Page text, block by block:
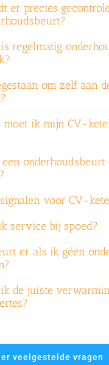
er precies
regelmatig
om zelf aan
moet ik mijn CV-
voor CV-
service bij spoed?
er als ik géén
de juiste
veelgestelde vragen